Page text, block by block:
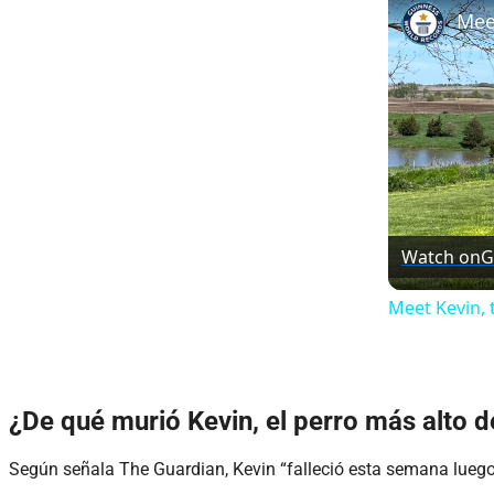
Watch on
Meet
¿De qué murió Kevin, el perro más alto
Según señala The Guardian, Kevin “falleció esta semana